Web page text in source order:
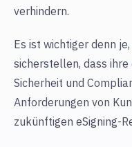
verhindern.
Es ist wichtiger denn
sicherstellen, dass
Sicherheit und
Anforderungen von
zukünftigen eSigning-